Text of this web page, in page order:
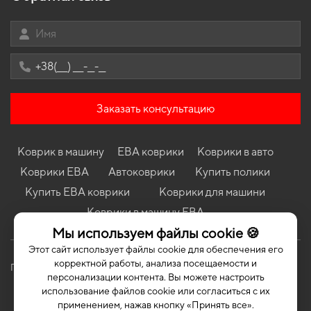
Мы используем файлы cookie 🍪
Этот сайт использует файлы cookie для обеспечения его
корректной работы, анализа посещаемости и
персонализации контента. Вы можете настроить
использование файлов cookie или согласиться с их
применением, нажав кнопку «Принять все».
Коврики Ford Focus (C170) 2001 - 2004 I поколение EU Sedan
рест
Коврики Peugeot 308 SW 2013 - 2017 II поколение EU Universal
дорест
Коврики BMW X4 G02 2018 - … II поколение EU/USA Crossover
Коврики Suzuki Jimny 1998 - 2018 III поколение EU Crossover
Коврики Chevrolet Aveo (T250) 2005 - 2011 II поколение EU
Hatchback 3-х дверная
Коврики Mercedes-Benz W176 A-Class 2012 - 2018 III поколение
EU Hatchback
Заказать консультацию
Коврик в машину ЕВА коврики
Коврики в авто
Коврики ЕВА
Автоковрики
Купить полики
Купить ЕВА коврики
Коврики для машини
Коврики в машину ЕВА
Политика конфиденциальности Публичная оферта